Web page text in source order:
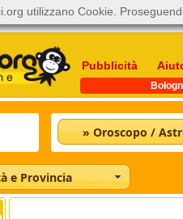
Pubblicità
» Oroscopo /
e Provincia
utilizzano Cookie.